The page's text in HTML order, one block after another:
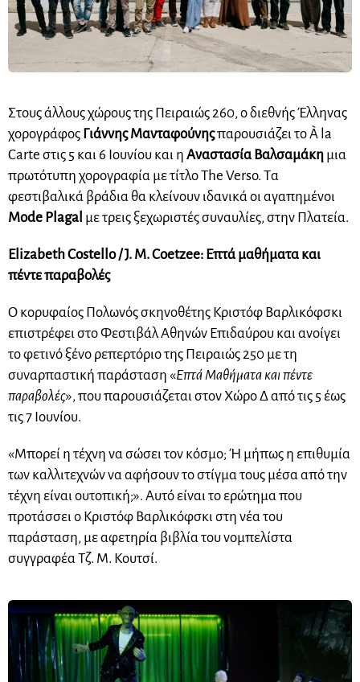
Στους άλλους χώρους της Πειραιώς 260, ο διεθνής Έλληνας
χορογράφος Γιάννης Μανταφούνηςπαρουσιάζει το À la
Carte στις 5 και 6 Ιουνίου και η Αναστασία Βαλσαμάκη μια
πρωτότυπη χορογραφία με τίτλο The Verso. Tα
φεστιβαλικά βράδια θα κλείνουν ιδανικά οι αγαπημένοι
Mode Plagal με τρεις ξεχωριστές συναυλίες, στην Πλατεία.
Elizabeth Costello / J. M. Coetzee: Επτά μαθήματα και
πέντε παραβολές
Ο κορυφαίος Πολωνός σκηνοθέτης Κριστόφ Βαρλικόφσκι
επιστρέφει στο Φεστιβάλ Αθηνών Επιδαύρου και ανοίγει
το φετινό ξένο ρεπερτόριο της Πειραιώς 250 με τη
συναρπαστική παράσταση «Επτά Μαθήματα και πέντε
παραβολές», που παρουσιάζεται στον Χώρο Δ από τις 5 έως
τις 7 Ιουνίου.
«Μπορεί η τέχνη να σώσει τον κόσμο; Ή μήπως η επιθυμία
των καλλιτεχνών να αφήσουν το στίγμα τους μέσα από την
τέχνη είναι ουτοπική;». Αυτό είναι το ερώτημα που
προτάσσει ο Κριστόφ Βαρλικόφσκι στη νέα του
παράσταση, με αφετηρία βιβλία του νομπελίστα
συγγραφέα Τζ. Μ. Κουτσί.